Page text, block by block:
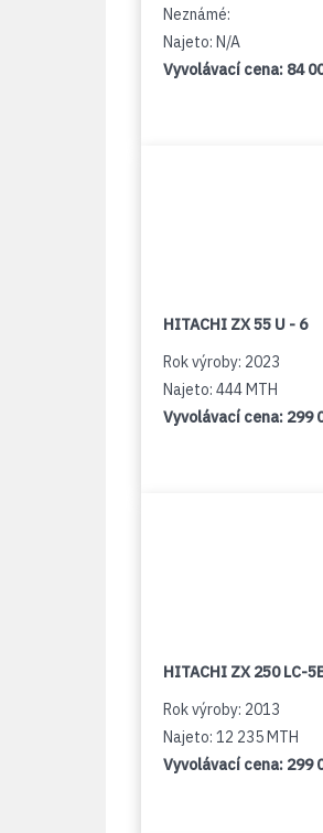
Neznámé:
Najeto: N/A
Vyvolávací cena: 84
HITACHI ZX 55 U - 6
Rok výroby: 2023
Najeto: 444 MTH
Vyvolávací cena: 299
HITACHI ZX 250 LC-
Rok výroby: 2013
Najeto: 12 235 MTH
Vyvolávací cena: 299